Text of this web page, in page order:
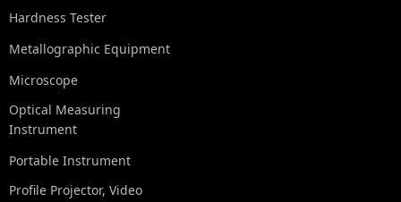
Hardness Tester
Metallographic Equipment
Microscope
Optical Measuring
Instrument
Portable Instrument
Profile Projector, Video